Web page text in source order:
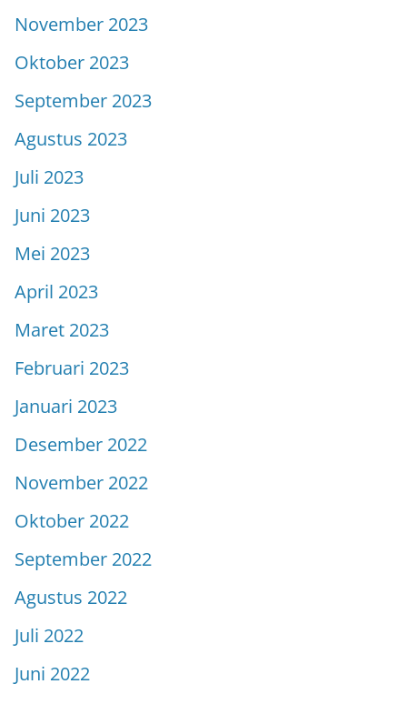
November 2023
Oktober 2023
September 2023
Agustus 2023
Juli 2023
Juni 2023
Mei 2023
April 2023
Maret 2023
Februari 2023
Januari 2023
Desember 2022
November 2022
Oktober 2022
September 2022
Agustus 2022
Juli 2022
Juni 2022